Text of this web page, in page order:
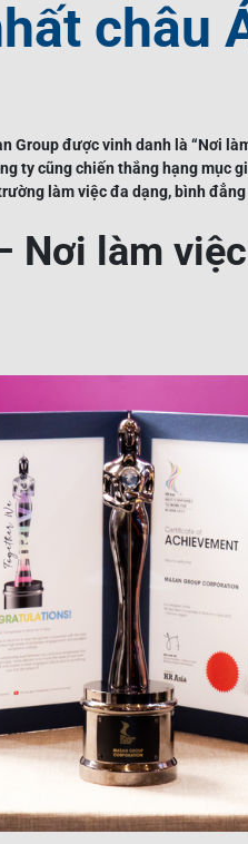
châu
Group được vinh danh là “Nơi
ty cũng chiến thắng hạng mục
làm việc đa dạng, bình
Nơi làm